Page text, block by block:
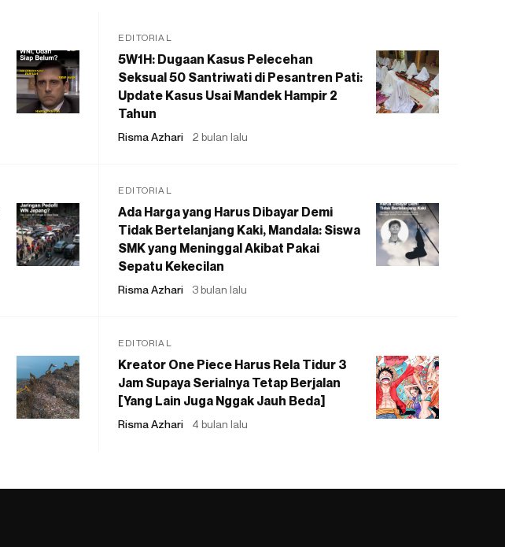
EDITORIAL
5W1H: Dugaan Kasus Pelecehan
Seksual 50 Santriwati di Pesantren Pati:
Update Kasus Usai Mandek Hampir 2
Tahun
Risma Azhari 2 bulan lalu
EDITORIAL
Ada Harga yang Harus Dibayar Demi
Tidak Bertelanjang Kaki, Mandala: Siswa
SMK yang Meninggal Akibat Pakai
Sepatu Kekecilan
Risma Azhari 3 bulan lalu
EDITORIAL
Kreator One Piece Harus Rela Tidur 3
Jam Supaya Serialnya Tetap Berjalan
[Yang Lain Juga Nggak Jauh Beda]
Risma Azhari 4 bulan lalu